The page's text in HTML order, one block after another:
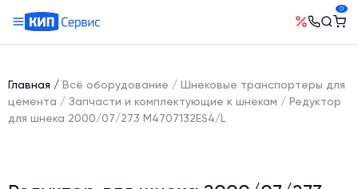
0
Бетонные заводы (БСУ, РБУ)
Бетоносмесители
География поставок
Руководство
Сотрудничество
История компании
Главная / Всё оборудование / Шнековые транспортеры для
цемента / Запчасти и комплектующие к шнекам / Редуктор
для шнека 2000/07/273 M4707132ES4/L